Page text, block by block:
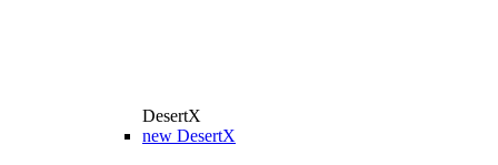
DesertX
new DesertX